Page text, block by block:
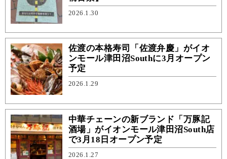
2026.1.30
佐渡の本格寿司「佐渡弁慶」がイオ
ンモール津田沼Southに3月オープン
予定
2026.1.29
中華チェーンの新ブランド「万豚記
酒場」がイオンモール津田沼South店
で3月18日オープン予定
2026.1.27